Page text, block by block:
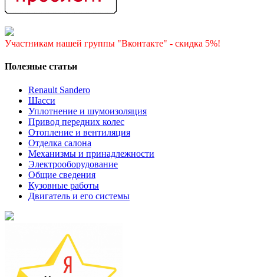
Участникам нашей группы "Вконтакте" - скидка 5%!
Полезные статьи
Renault Sandero
Шасси
Уплотнение и шумоизоляция
Привод передних колес
Отопление и вентиляция
Отделка салона
Механизмы и принадлежности
Электрооборудование
Общие сведения
Кузовные работы
Двигатель и его системы